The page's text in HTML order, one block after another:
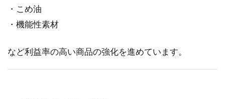
・こめ油
・機能性素材
など利益率の高い商品の強化を進めています。